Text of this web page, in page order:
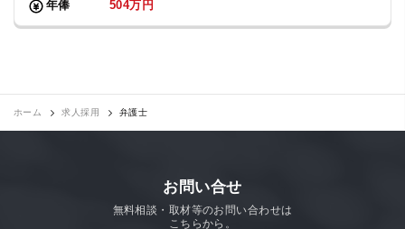
年俸
504万円
ホーム 求人採用 弁護士
お問い合せ
無料相談・取材等のお問い合わせは
こちらから。